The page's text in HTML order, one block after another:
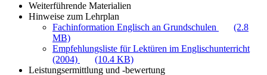
Weiterführende Materialien
Hinweise zum Lehrplan
Fachinformation Englisch an Grundschulen
(2.8
MB)
Empfehlungsliste für Lektüren im Englischunterricht
(2004)
(10.4 KB)
Leistungsermittlung und -bewertung